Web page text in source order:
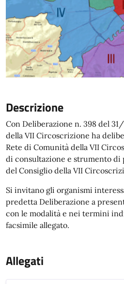
Descrizione
Con Deliberazione n. 398 del
della VII Circoscrizione ha
Rete di Comunità della VII
di consultazione e strumento di
del Consiglio della VII
Si invitano gli organismi
predetta Deliberazione a
con le modalità e nei termini
facsimile allegato.
Allegati